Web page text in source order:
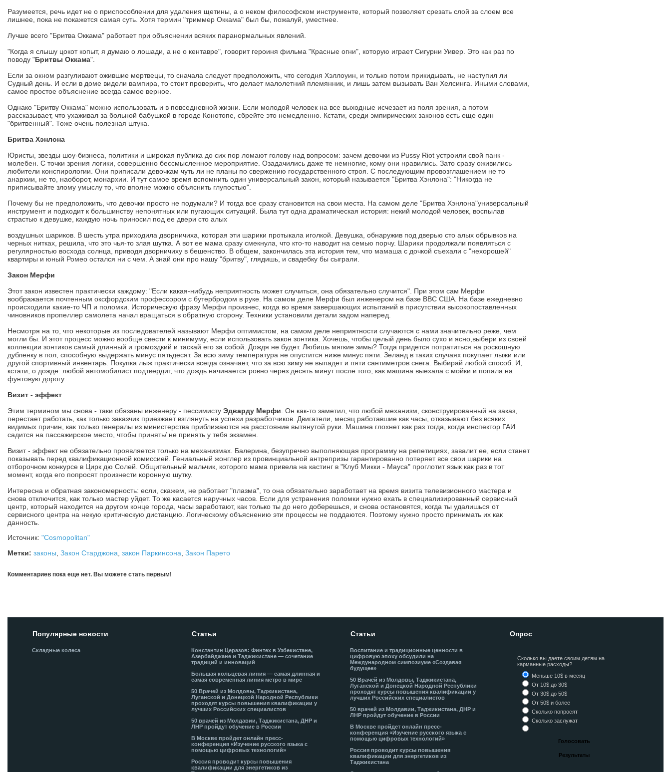
Разумеется, речь идет не о приспособлении для удаления щетины, а о неком философском инструменте, который позволяет срезать слой за слоем все
лишнее, пока не покажется самая суть. Хотя термин "триммер Оккама" был бы, пожалуй, уместнее.
Лучше всего "Бритва Оккама" работает при объяснении всяких паранормальных явлений.
"Когда я слышу цокот копыт, я думаю о лошади, а не о кентавре", говорит героиня фильма "Красные огни", которую играет Сигурни Уивер. Это как раз по
поводу "Бритвы Оккама".
Если за окном разгуливают ожившие мертвецы, то сначала следует предположить, что сегодня Хэллоуин, и только потом прикидывать, не наступил ли
Судный день. И если в доме видели вампира, то стоит проверить, что делает малолетний племянник, и лишь затем вызывать Ван Хелсинга. Иными словами,
самое простое объяснение всегда самое верное.
Однако "Бритву Оккама" можно использовать и в повседневной жизни. Если молодой человек на все выходные исчезает из поля зрения, а потом
рассказывает, что ухаживал за больной бабушкой в городе Конотопе, сбрейте это немедленно. Кстати, среди эмпирических законов есть еще один
"бритвенный". Тоже очень полезная штука.
Бритва Хэнлона
Юристы, звезды шоу-бизнеса, политики и широкая публика до сих пор ломают голову над вопросом: зачем девочки из Pussy Riot устроили свой панк -
молебен. С точки зрения логики, совершенно бессмысленное мероприятие. Озадачились даже те немногие, кому они нравились. Зато сразу оживились
любители конспирологии. Они приписали девочкам чуть ли не планы по свержению государственного строя. С последующим провозглашением не то
анархии, не то, наоборот, монархии. И тут самое время вспомнить один универсальный закон, который называется "Бритва Хэнлона": "Никогда не
приписывайте злому умыслу то, что вполне можно объяснить глупостью".
Почему бы не предположить, что девочки просто не подумали? И тогда все сразу становится на свои места. На самом деле "Бритва Хэнлона"универсальный
инструмент и подходит к большинству непонятных или пугающих ситуаций. Была тут одна драматическая история: некий молодой человек, воспылав
страстью к девушке, каждую ночь приносил под ее двери сто алых
воздушных шариков. В шесть утра приходила дворничиха, которая эти шарики протыкала иголкой. Девушка, обнаружив под дверью сто алых обрывков на
черных нитках, решила, что это чья-то злая шутка. А вот ее мама сразу смекнула, что кто-то наводит на семью порчу. Шарики продолжали появляться с
регулярностью восхода солнца, приводя дворничиху в бешенство. В общем, закончилась эта история тем, что мамаша с дочкой съехали с "нехорошей"
квартиры и юный Ромео остался ни с чем. А знай они про нашу "бритву", глядишь, и свадебку бы сыграли.
Закон Мерфи
Этот закон известен практически каждому: "Если какая-нибудь неприятность может случиться, она обязательно случится". При этом сам Мерфи
воображается почтенным оксфордским профессором с бутербродом в руке. На самом деле Мерфи был инженером на базе ВВС США. На базе ежедневно
происходили какие-то ЧП и поломки. Историческую фразу Мерфи произнес, когда во время завершающих испытаний в присутствии высокопоставленных
чиновников пропеллер самолета начал вращаться в обратную сторону. Техники установили детали задом наперед.
Несмотря на то, что некоторые из последователей называют Мерфи оптимистом, на самом деле неприятности случаются с нами значительно реже, чем
могли бы. И этот процесс можно вообще свести к минимуму, если использовать закон зонтика. Хочешь, чтобы целый день было сухо и ясно,выбери из своей
коллекции зонтиков самый длинный и громоздкий и таскай его за собой. Дождя не будет. Любишь мягкие зимы? Тогда придется потратиться на роскошную
дубленку в пол, способную выдержать минус пятьдесят. За всю зиму температура не опустится ниже минус пяти. Зеланд в таких случаях покупает лыжи или
другой спортивный инвентарь. Покупка лыж практически всегда означает, что за всю зиму не выпадет и пяти сантиметров снега. Выбирай любой способ. И,
кстати, о дожде: любой автомобилист подтвердит, что дождь начинается ровно через десять минут после того, как машина выехала с мойки и попала на
фунтовую дорогу.
Визит - эффект
Этим термином мы снова - таки обязаны инженеру - пессимисту Эдварду Мерфи . Он как-то заметил, что любой механизм, сконструированный на заказ,
перестает работать, как только заказчик приезжает взглянуть на успехи разработчиков. Двигатели, месяц работавшие как часы, отказывают без всяких
видимых причин, как только генералы из министерства приближаются на расстояние вытянутой руки. Машина глохнет как раз тогда, когда инспектор ГАИ
садится на пассажирское место, чтобы принять/ не принять у тебя экзамен.
Визит - эффект не обязательно проявляется только на механизмах. Балерина, безупречно выполняющая программу на репетициях, завалит ее, если станет
показывать перед квалификационной комиссией. Гениальный жонглер из провинциальной антрепризы гарантированно потеряет все свои шарики на
отборочном конкурсе в Цирк дю Солей. Общительный мальчик, которого мама привела на кастинг в "Клуб Микки - Мауса" проглотит язык как раз в тот
момент, когда его попросят произнести коронную шутку.
Интересна и обратная закономерность: если, скажем, не работает "плазма", то она обязательно заработает на время визита телевизионного мастера и
снова отключится, как только мастер уйдет. То же касается наручных часов. Если для устранения поломки нужно ехать в специализированный сервисный
центр, который находится на другом конце города, часы заработают, как только ты до него доберешься, и снова остановятся, когда ты удалишься от
сервисного центра на некую критическую дистанцию. Логическому объяснению эти процессы не поддаются. Поэтому нужно просто принимать их как
данность.
Источник: "Cosmopolitan"
Метки: законы Закон Старджона закон Паркинсона Закон Парето
Комментариев пока еще нет. Вы можете стать первым!
Популярные новости
Складные колеса
Статьи
Константин Церазов: Финтех в Узбекистане,
Азербайджане и Таджикистане — сочетание
традиций и инноваций
Большая кольцевая линия — самая длинная и
самая современная линия метро в мире
50 Врачей из Молдовы, Таджикистана,
Луганской и Донецкой Народной Республики
проходят курсы повышения квалификации у
лучших Российских специалистов
50 врачей из Молдавии, Таджикистана, ДНР и
ЛНР пройдут обучение в России
В Москве пройдет онлайн пресс-
конференция «Изучение русского языка с
помощью цифровых технологий»
Россия проводит курсы повышения
квалификации для энергетиков из
Статьи
Воспитание и традиционные ценности в
цифровую эпоху обсудили на
Международном симпозиуме «Создавая
будущее»
50 Врачей из Молдовы, Таджикистана,
Луганской и Донецкой Народной Республики
проходят курсы повышения квалификации у
лучших Российских специалистов
50 врачей из Молдавии, Таджикистана, ДНР и
ЛНР пройдут обучение в России
В Москве пройдет онлайн пресс-
конференция «Изучение русского языка с
помощью цифровых технологий»
Россия проводит курсы повышения
квалификации для энергетиков из
Таджикистана
Опрос
Сколько вы даете своим детям на
карманные расходы?
Меньше 10$ в месяц
От 10$ до 30$
От 30$ до 50$
От 50$ и более
Сколько попросят
Сколько заслужат